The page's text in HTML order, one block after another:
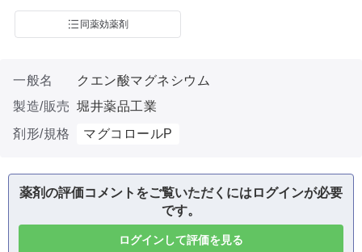
同薬効薬剤
一般名
クエン酸マグネシウム
製造/販売 堀井薬品工業
剤形/規格
マグコロールP
薬剤の評価コメントをご覧いただくにはログインが必要
です。
ログインして評価を見る